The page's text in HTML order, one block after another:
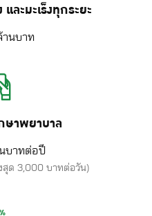
ละมะเร็งทุกระยะ
านบาท
ษาพยาบาล
บาทต่อปี
สุด 3,000 บาทต่อวัน)